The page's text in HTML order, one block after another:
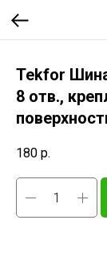
Tekfor
8 отв.,
180 р.